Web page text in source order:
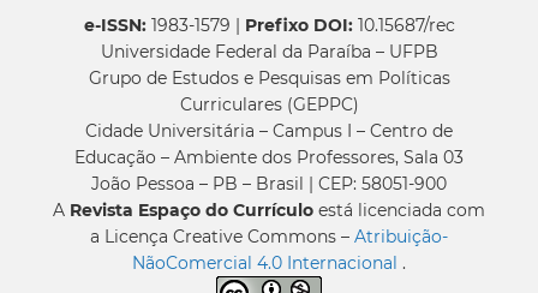
e-ISSN:1983-1579 | Prefixo DOI:10.15687/rec
Universidade Federal da Paraíba – UFPB
Grupo de Estudos e Pesquisas em Políticas
Curriculares (GEPPC)
Cidade Universitária – Campus I – Centro de
Educação – Ambiente dos Professores, Sala 03
João Pessoa – PB – Brasil | CEP: 58051-900
A Revista Espaço do Currículo está licenciada com
a Licença Creative Commons – Atribuição-
NãoComercial 4.0 Internacional .